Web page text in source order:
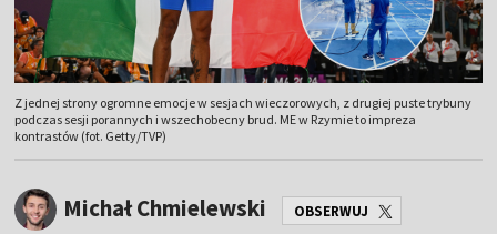
Z jednej strony ogromne emocje w sesjach wieczorowych, z drugiej puste trybuny
podczas sesji porannych i wszechobecny brud. ME w Rzymie to impreza
kontrastów (fot. Getty/TVP)
Michał Chmielewski OBSERWUJ